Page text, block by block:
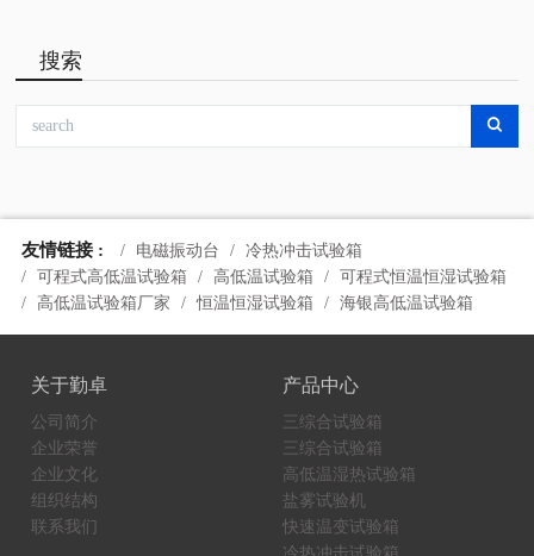
搜索
友情链接 : 电磁振动台
冷热冲击试验箱
可程式高低温试验箱
高低温试验箱
可程式恒温恒湿试验箱
高低温试验箱厂家
恒温恒湿试验箱 海银高低温试验箱
关于勤卓
公司简介
企业荣誉
企业文化
组织结构
联系我们
产品中心
三综合试验箱
三综合试验箱
高低温湿热试验箱
盐雾试验机
快速温变试验箱